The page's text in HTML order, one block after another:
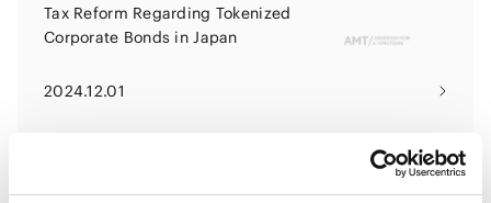
Tax Reform Regarding Tokenized
Corporate Bonds in Japan
2024.12.01
Japan